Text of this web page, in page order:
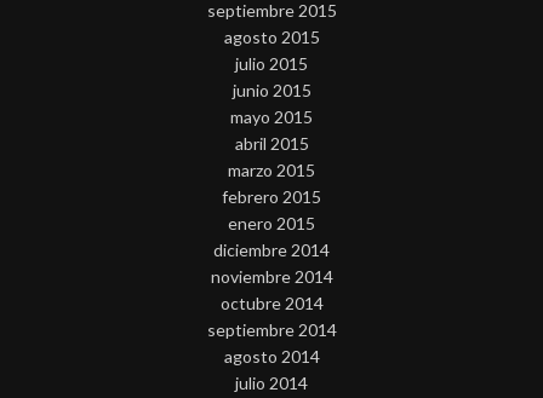
septiembre 2015
agosto 2015
julio 2015
junio 2015
mayo 2015
abril 2015
marzo 2015
febrero 2015
enero 2015
diciembre 2014
noviembre 2014
octubre 2014
septiembre 2014
agosto 2014
julio 2014